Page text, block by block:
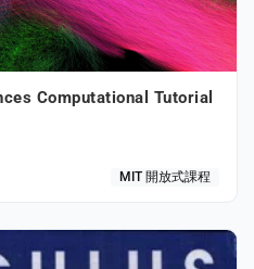
Computational Tutorial
MIT 開放式課程